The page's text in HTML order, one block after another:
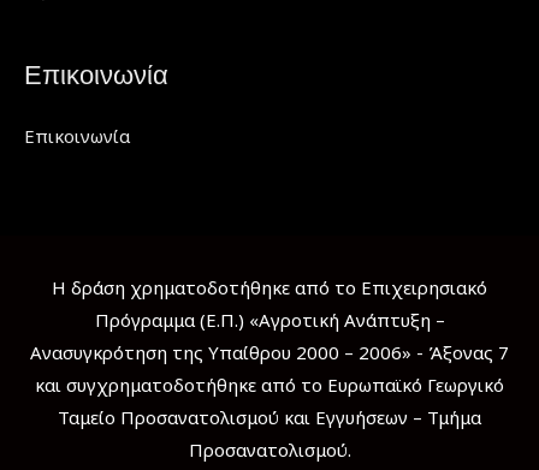
Επικοινωνία
Επικοινωνία
Η δράση χρηματοδοτήθηκε από το Επιχειρησιακό
Πρόγραμμα (Ε.Π.) «Αγροτική Ανάπτυξη –
Ανασυγκρότηση της Υπαίθρου 2000 – 2006» - Άξονας 7
και συγχρηματοδοτήθηκε από το Ευρωπαϊκό Γεωργικό
Ταμείο Προσανατολισμού και Εγγυήσεων – Τμήμα
Προσανατολισμού.